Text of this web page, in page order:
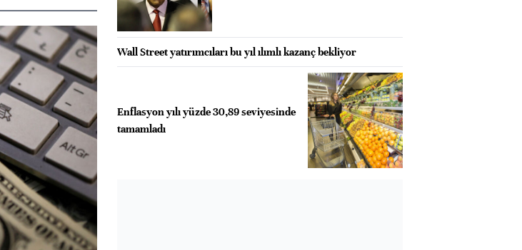
Wall Street yatırımcıları bu yıl ılımlı kazanç bekliyor
Enflasyon yılı yüzde 30,89 seviyesinde
tamamladı